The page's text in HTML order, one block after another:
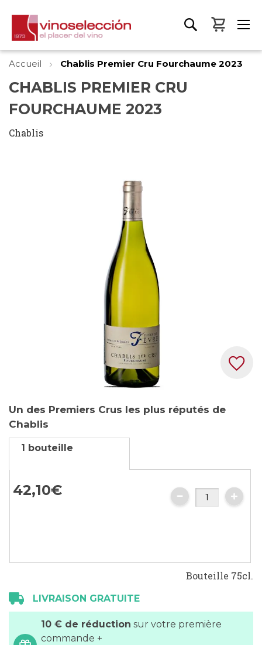
Mon
Accueil Chablis Premier Cru Fourchaume 2023
CHABLIS PREMIER CRU
FOURCHAUME 2023
Chablis
to
the
beginning
the
images
gallery
Un des Premiers Crus les plus réputés de
Chablis
1 bouteille
42,10€
Bouteille 75cl.
LIVRAISON GRATUITE
10 € de réduction sur votre première
commande +